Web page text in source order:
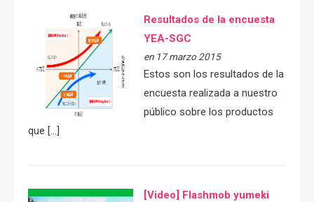
Resultados de la encuesta
YEA-SGC
en 17 marzo 2015
Estos son los resultados de la
encuesta realizada a nuestro
público sobre los productos
que […]
[Video] Flashmob yumeki